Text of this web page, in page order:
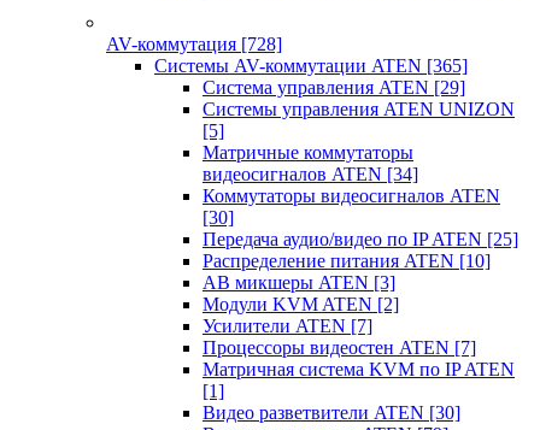
AV-коммутация [728]
Системы AV-коммутации ATEN [365]
Система управления ATEN [29]
Системы управления ATEN UNIZON
[5]
Матричные коммутаторы
видеосигналов ATEN [34]
Коммутаторы видеосигналов ATEN
[30]
Передача аудио/видео по IP ATEN [25]
Распределение питания ATEN [10]
АВ микшеры ATEN [3]
Модули KVM ATEN [2]
Усилители ATEN [7]
Процессоры видеостен ATEN [7]
Матричная система KVM по IP ATEN
[1]
Видео разветвители ATEN [30]